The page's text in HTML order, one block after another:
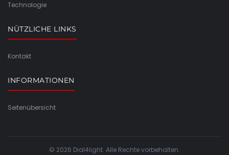
Technologie
NÜTZLICHE LINKS
Kontakt
INFORMATIONEN
Seitenübersicht
© 2026 Dial4light. Alle Rechte vorbehalten.